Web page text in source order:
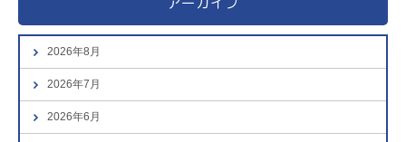
2026年8月
2026年7月
2026年6月